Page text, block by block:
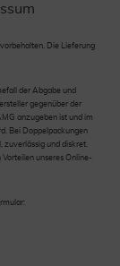
Die Lieferung
der Abgabe und
gegenüber der
anzugeben ist und im
Bei Doppelpackungen
zuverlässig und diskret.
unseres Online-